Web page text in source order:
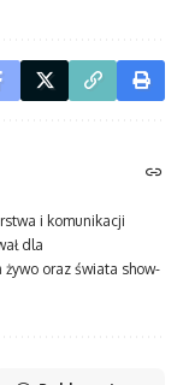
i komunikacji
dla
oraz świata show-